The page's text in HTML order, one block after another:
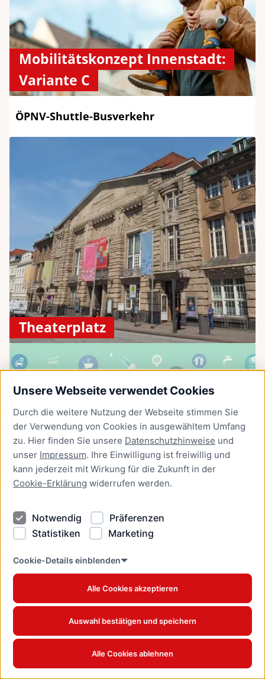
Unsere Webseite verwendet Cookies
Durch die weitere Nutzung der Webseite stimmen Sie
der Verwendung von Cookies in ausgewähltem Umfang
zu. Hier finden Sie unsere Datenschutzhinweise und
unser Impressum. Ihre Einwilligung ist freiwillig und
kann jederzeit mit Wirkung für die Zukunft in der
Cookie-Erklärung widerrufen werden.
Notwendig
Präferenzen
Statistiken
Marketing
Cookie-Details einblenden
Alle Cookies akzeptieren
Auswahl bestätigen und speichern
Alle Cookies ablehnen
Mobilitätskonzept Innenstadt:
Variante C
ÖPNV-Shuttle-Busverkehr
Theaterplatz
Varianten
Vertiefungsbereichen und
Mobilitätsvarianten für den Rahmenplan
Innenstadt